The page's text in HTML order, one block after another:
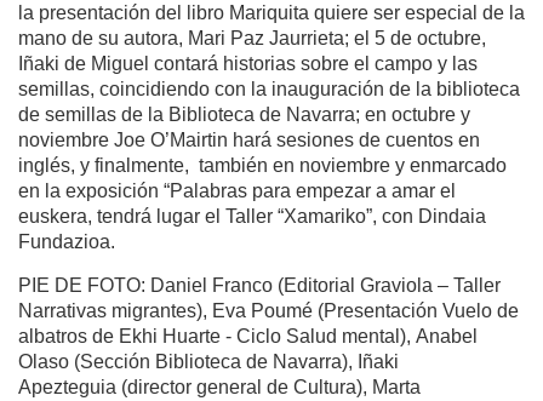
la presentación del libro Mariquita quiere ser especial de la
mano de su autora, Mari Paz Jaurrieta; el 5 de octubre,
Iñaki de Miguel contará historias sobre el campo y las
semillas, coincidiendo con la inauguración de la biblioteca
de semillas de la Biblioteca de Navarra; en octubre y
noviembre Joe O’Mairtin hará sesiones de cuentos en
inglés, y finalmente, también en noviembre y enmarcado
en la exposición “Palabras para empezar a amar el
euskera, tendrá lugar el Taller “Xamariko”, con Dindaia
Fundazioa.
PIE DE FOTO: Daniel Franco (Editorial Graviola – Taller
Narrativas migrantes), Eva Poumé (Presentación Vuelo de
albatros de Ekhi Huarte - Ciclo Salud mental), Anabel
Olaso (Sección Biblioteca de Navarra), Iñaki
Apezteguia (director general de Cultura), Marta